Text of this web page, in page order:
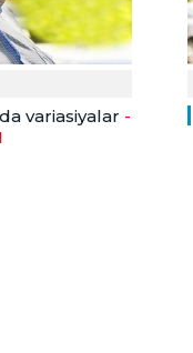
variasiyalar -